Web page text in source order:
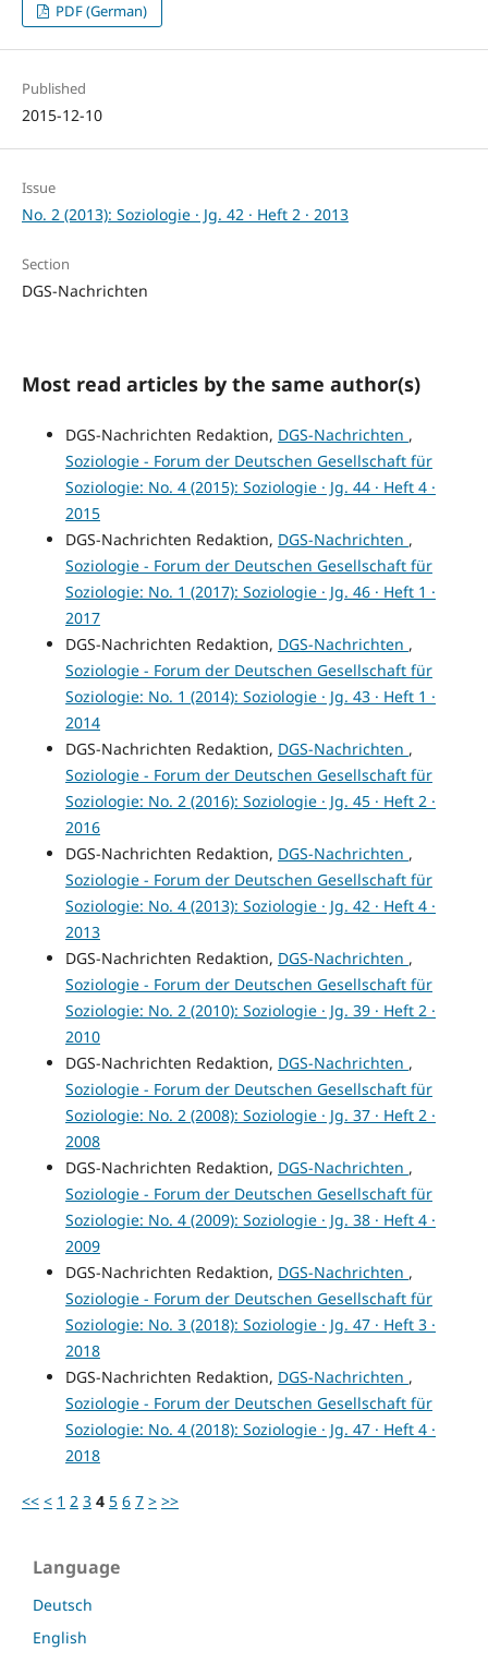
PDF (German)
Published
2015-12-10
Issue
No. 2 (2013): Soziologie · Jg. 42 · Heft 2 · 2013
Section
DGS-Nachrichten
Most read articles by the same author(s)
DGS-Nachrichten Redaktion, DGS-Nachrichten ,
Soziologie - Forum der Deutschen Gesellschaft für
Soziologie: No. 4 (2015): Soziologie · Jg. 44 · Heft 4 ·
2015
DGS-Nachrichten Redaktion, DGS-Nachrichten ,
Soziologie - Forum der Deutschen Gesellschaft für
Soziologie: No. 1 (2017): Soziologie · Jg. 46 · Heft 1 ·
2017
DGS-Nachrichten Redaktion, DGS-Nachrichten ,
Soziologie - Forum der Deutschen Gesellschaft für
Soziologie: No. 1 (2014): Soziologie · Jg. 43 · Heft 1 ·
2014
DGS-Nachrichten Redaktion, DGS-Nachrichten ,
Soziologie - Forum der Deutschen Gesellschaft für
Soziologie: No. 2 (2016): Soziologie · Jg. 45 · Heft 2 ·
2016
DGS-Nachrichten Redaktion, DGS-Nachrichten ,
Soziologie - Forum der Deutschen Gesellschaft für
Soziologie: No. 4 (2013): Soziologie · Jg. 42 · Heft 4 ·
2013
DGS-Nachrichten Redaktion, DGS-Nachrichten ,
Soziologie - Forum der Deutschen Gesellschaft für
Soziologie: No. 2 (2010): Soziologie · Jg. 39 · Heft 2 ·
2010
DGS-Nachrichten Redaktion, DGS-Nachrichten ,
Soziologie - Forum der Deutschen Gesellschaft für
Soziologie: No. 2 (2008): Soziologie · Jg. 37 · Heft 2 ·
2008
DGS-Nachrichten Redaktion, DGS-Nachrichten ,
Soziologie - Forum der Deutschen Gesellschaft für
Soziologie: No. 4 (2009): Soziologie · Jg. 38 · Heft 4 ·
2009
DGS-Nachrichten Redaktion, DGS-Nachrichten ,
Soziologie - Forum der Deutschen Gesellschaft für
Soziologie: No. 3 (2018): Soziologie · Jg. 47 · Heft 3 ·
2018
DGS-Nachrichten Redaktion, DGS-Nachrichten ,
Soziologie - Forum der Deutschen Gesellschaft für
Soziologie: No. 4 (2018): Soziologie · Jg. 47 · Heft 4 ·
2018
<< < 1 2 3 4 5 6 7 > >>
Language
Deutsch
English